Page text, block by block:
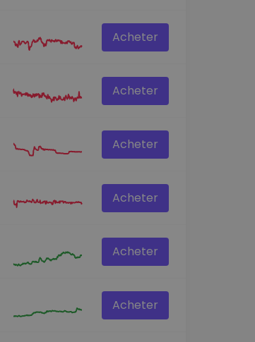
Acheter
Acheter
Acheter
Acheter
Acheter
Acheter